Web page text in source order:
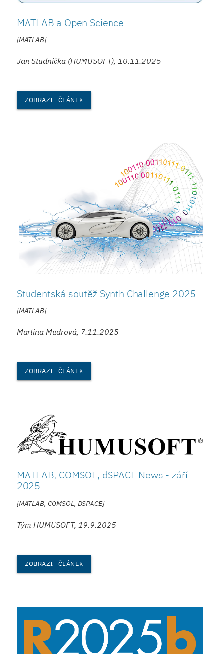
MATLAB a Open Science
[MATLAB]
Jan Studnička (HUMUSOFT), 10.11.2025
ZOBRAZIT ČLÁNEK
Studentská soutěž Synth Challenge 2025
[MATLAB]
Martina Mudrová, 7.11.2025
ZOBRAZIT ČLÁNEK
MATLAB, COMSOL, dSPACE News - září
2025
[MATLAB, COMSOL, DSPACE]
Tým HUMUSOFT, 19.9.2025
ZOBRAZIT ČLÁNEK